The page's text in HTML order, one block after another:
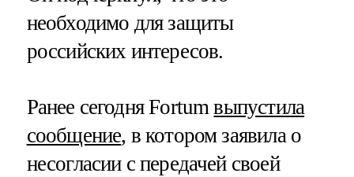
необходимо для защиты
российских интересов.
Ранее сегодня Fortumвыпустила
сообщение, в котором заявила о
несогласии с передачей своей